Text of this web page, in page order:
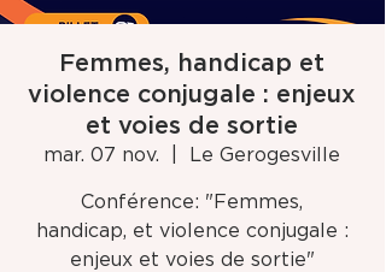
Femmes, handicap et
violence conjugale : enjeux
et voies de sortie
mar. 07 nov. Le Gerogesville
Conférence: "Femmes,
handicap, et violence conjugale :
enjeux et voies de sortie"